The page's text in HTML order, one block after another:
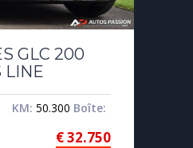
GLC 200
LINE
KM: 50.300 Boîte:
€32.750